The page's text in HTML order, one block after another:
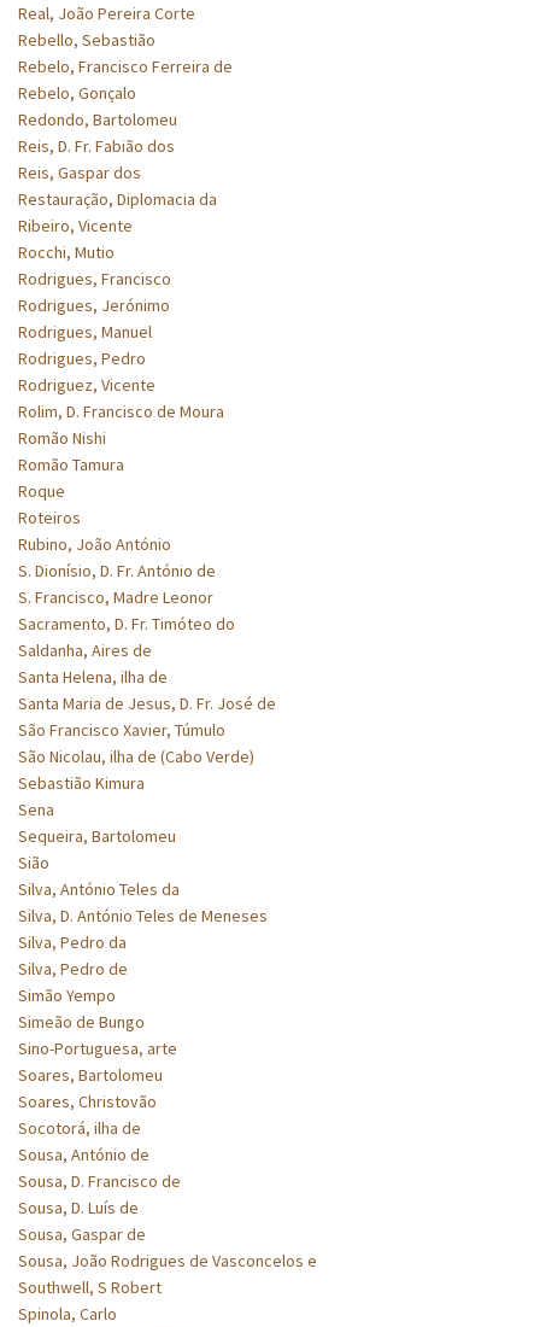
Real, João Pereira Corte
Rebello, Sebastião
Rebelo, Francisco Ferreira de
Rebelo, Gonçalo
Redondo, Bartolomeu
Reis, D. Fr. Fabião dos
Reis, Gaspar dos
Restauração, Diplomacia da
Ribeiro, Vicente
Rocchi, Mutio
Rodrigues, Francisco
Rodrigues, Jerónimo
Rodrigues, Manuel
Rodrigues, Pedro
Rodriguez, Vicente
Rolim, D. Francisco de Moura
Romão Nishi
Romão Tamura
Roque
Roteiros
Rubino, João António
S. Dionísio, D. Fr. António de
S. Francisco, Madre Leonor
Sacramento, D. Fr. Timóteo do
Saldanha, Aires de
Santa Helena, ilha de
Santa Maria de Jesus, D. Fr. José de
São Francisco Xavier, Túmulo
São Nicolau, ilha de (Cabo Verde)
Sebastião Kimura
Sena
Sequeira, Bartolomeu
Sião
Silva, António Teles da
Silva, D. António Teles de Meneses
Silva, Pedro da
Silva, Pedro de
Simão Yempo
Simeão de Bungo
Sino-Portuguesa, arte
Soares, Bartolomeu
Soares, Christovão
Socotorá, ilha de
Sousa, António de
Sousa, D. Francisco de
Sousa, D. Luís de
Sousa, Gaspar de
Sousa, João Rodrigues de Vasconcelos e
Southwell, S Robert
Spinola, Carlo